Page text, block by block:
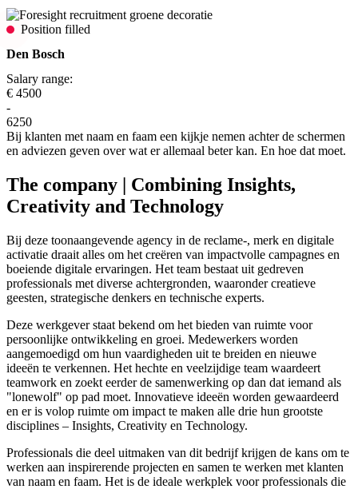
Position filled
Den Bosch
Salary range:
€ 4500
-
6250
Bij klanten met naam en faam een kijkje nemen achter de schermen
en adviezen geven over wat er allemaal beter kan. En hoe dat moet.
The company | Combining Insights,
Creativity and Technology
Bij deze toonaangevende agency in de reclame-, merk en digitale
activatie draait alles om het creëren van impactvolle campagnes en
boeiende digitale ervaringen. Het team bestaat uit gedreven
professionals met diverse achtergronden, waaronder creatieve
geesten, strategische denkers en technische experts.
Deze werkgever staat bekend om het bieden van ruimte voor
persoonlijke ontwikkeling en groei. Medewerkers worden
aangemoedigd om hun vaardigheden uit te breiden en nieuwe
ideeën te verkennen. Het hechte en veelzijdige team waardeert
teamwork en zoekt eerder de samenwerking op dan dat iemand als
"lonewolf" op pad moet. Innovatieve ideeën worden gewaardeerd
en er is volop ruimte om impact te maken alle drie hun grootste
disciplines – Insights, Creativity en Technology.
Professionals die deel uitmaken van dit bedrijf krijgen de kans om te
werken aan inspirerende projecten en samen te werken met klanten
van naam en faam. Het is de ideale werkplek voor professionals die